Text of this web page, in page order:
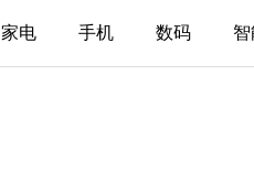
家电 手机 数码